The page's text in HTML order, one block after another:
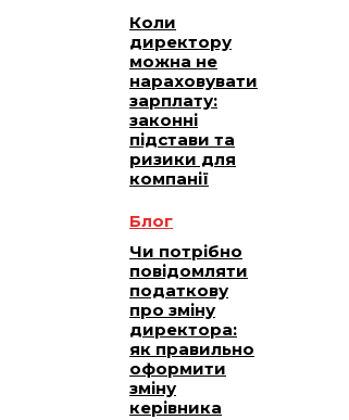
Коли
директору
можна не
нараховувати
зарплату:
законні
підстави та
ризики для
компанії
Блог
Чи потрібно
повідомляти
податкову
про зміну
директора:
як правильно
оформити
зміну
керівника